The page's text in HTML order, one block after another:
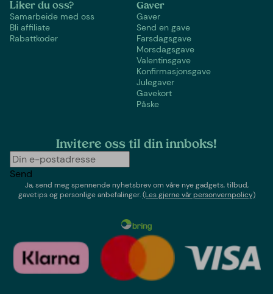
Liker du oss?
Samarbeide med oss
Bli affiliate
Rabattkoder
Gaver
Gaver
Send en gave
Farsdagsgave
Morsdagsgave
Valentinsgave
Konfirmasjonsgave
Julegaver
Gavekort
Påske
Invitere oss til din innboks!
Send
Ja, send meg spennende nyhetsbrev om våre nye gadgets, tilbud,
gavetips og personlige anbefalinger.(Les gjerne vår personvernpolicy)